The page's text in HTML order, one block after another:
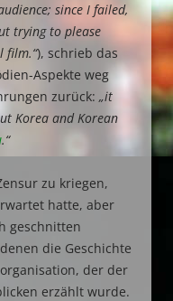
since I failed,
trying to please
film.“), schrieb das
Aspekte weg
zurück: „it
Korea and Korean
.“
zu kriegen,
hatte, aber
geschnitten
die Geschichte
der der
erzählt wurde.